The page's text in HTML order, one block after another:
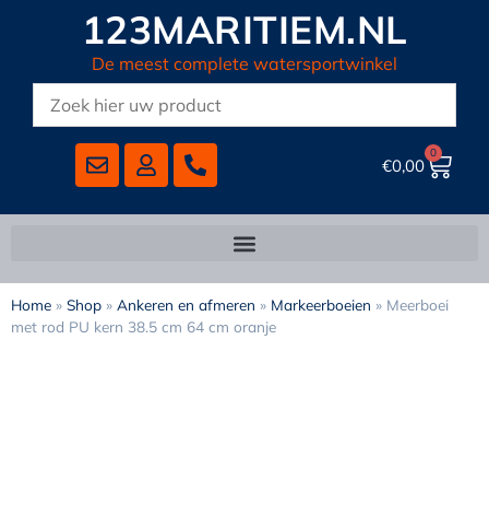
123MARITIEM.NL
De meest complete watersportwinkel
€0,00
0
Home » Shop » Ankeren en afmeren » Markeerboeien » Meerboei
met rod PU kern 38.5 cm 64 cm oranje